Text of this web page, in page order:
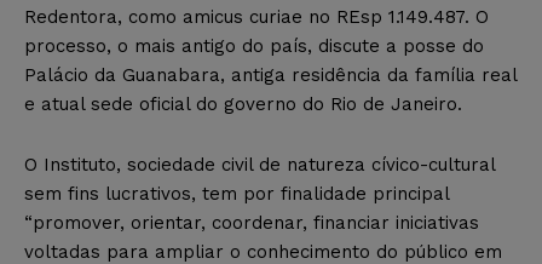
Redentora, como amicus curiae no REsp 1.149.487. O
processo, o mais antigo do país, discute a posse do
Palácio da Guanabara, antiga residência da família real
e atual sede oficial do governo do Rio de Janeiro.
O Instituto, sociedade civil de natureza cívico-cultural
sem fins lucrativos, tem por finalidade principal
“promover, orientar, coordenar, financiar iniciativas
voltadas para ampliar o conhecimento do público em